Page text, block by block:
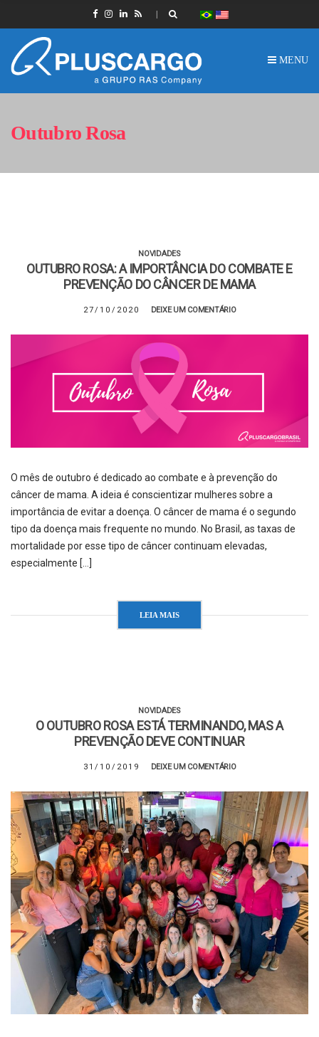
MENU
Outubro Rosa
NOVIDADES
OUTUBRO ROSA: A IMPORTÂNCIA DO COMBATE E
PREVENÇÃO DO CÂNCER DE MAMA
27/10/2020 DEIXE UM COMENTÁRIO
O mês de outubro é dedicado ao combate e à prevenção do
câncer de mama. A ideia é conscientizar mulheres sobre a
importância de evitar a doença. O câncer de mama é o segundo
tipo da doença mais frequente no mundo. No Brasil, as taxas de
mortalidade por esse tipo de câncer continuam elevadas,
especialmente […]
LEIA MAIS
NOVIDADES
O OUTUBRO ROSA ESTÁ TERMINANDO, MAS A
PREVENÇÃO DEVE CONTINUAR
31/10/2019 DEIXE UM COMENTÁRIO